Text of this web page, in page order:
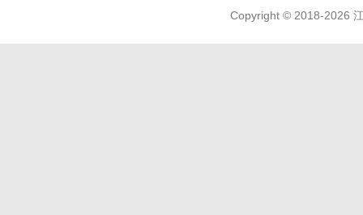
Copyright © 2018-2026